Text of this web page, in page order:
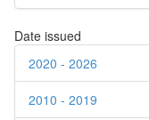
Date issued
2020 - 2026
2010 - 2019